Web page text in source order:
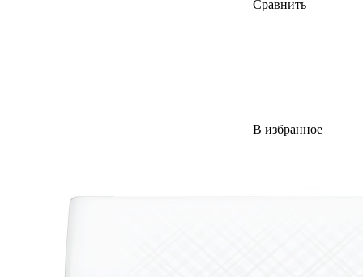
Сравнить
В избранное